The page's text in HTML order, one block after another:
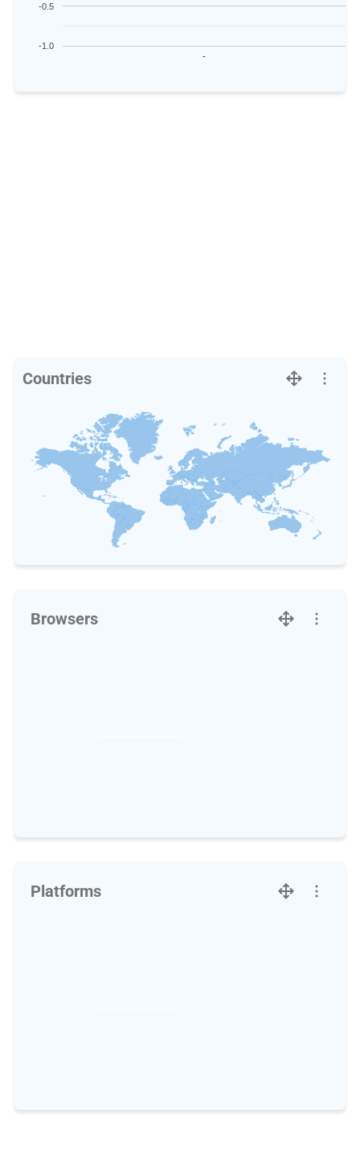
-
-1.0
-0.5
Countries
Browsers
Platforms